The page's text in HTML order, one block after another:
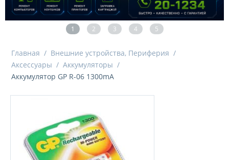
1 2 3 4 5
Главная / Внешние устройства, Периферия /
Аксессуары / Аккумуляторы /
Аккумулятор GP R-06 1300mA